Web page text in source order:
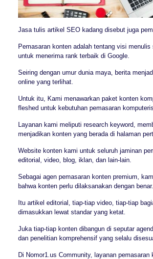
Jasa tulis artikel SEO kadang disebut juga
Pemasaran konten adalah tentang visi menulis
untuk menerima rank terbaik di Google.
Seiring dengan umur dunia maya, berita
online yang terlihat.
Untuk itu, Kami menawarkan paket konten
fleshed untuk kebutuhan pemasaran
Layanan kami meliputi research keyword,
menjadikan konten yang berada di halaman
Website konten kami untuk seluruh jaminan
editorial, video, blog, iklan, dan lain-lain.
Sebagai agen pemasaran konten premium,
bahwa konten perlu dilaksanakan dengan benar.
Itu artikel editorial, tiap-tiap video, tiap-tiap
dimasukkan lewat standar yang ketat.
Juka tiap-tiap konten dibangun di seputar
dan penelitian komprehensif yang selalu
Di Nomor1.us Community, layanan pemasaran